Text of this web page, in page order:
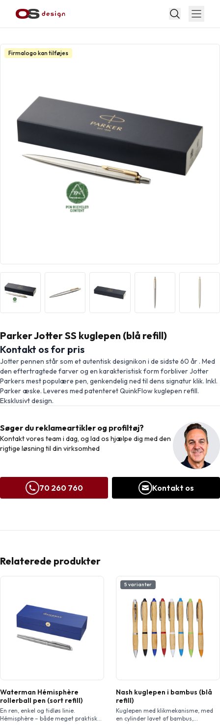
Firmalogo kan tilføjes
Parker Jotter SS kuglepen (blå refill)
Kontakt os for pris
Jotter pennen står som et autentisk designikon i de sidste 60 år . Med
den eftertragtede farver og en karakteristisk form forbliver Jotter
Parkers mest populære pen, genkendelig ned til dens signatur klik. Inkl.
Parker æske. Leveres med patenteret QuinkFlow kuglepen refill.
Eksklusivt design.
Søger du reklameartikler og profiltøj?
Kontakt vores team i dag, og lad os hjælpe dig med den
rigtige løsning til din virksomhed
70 260 760 Kontakt os
Relaterede produkter
Waterman Hémisphère
rollerball pen (sort refill)
En ren, enkel og tidløs linie.
Hémisphère – både meget praktisk
5 varianter
Nash kuglepen i bambus (blå
refill)
Kuglepen med klikmekanisme, med
en cylinder lavet af bambus,